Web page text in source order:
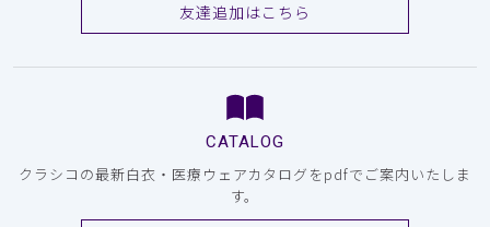
友達追加はこちら
CATALOG
クラシコの最新白衣・医療ウェアカタログをpdfでご案内いたしま
す。